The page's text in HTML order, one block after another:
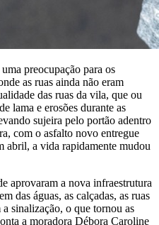
preocupação para os
as ruas ainda não eram
das ruas da vila, que ou
lama e erosões durante as
sujeira pelo portão adentro
com o asfalto novo entregue
abril, a vida rapidamente mudou
aprovaram a nova infraestrutura
das águas, as calçadas, as ruas
sinalização, o que tornou as
a moradora Débora Caroline